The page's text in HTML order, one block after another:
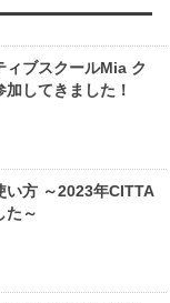
ィブスクールMia ク
加してきました！
い方 ～2023年CITTA
た～